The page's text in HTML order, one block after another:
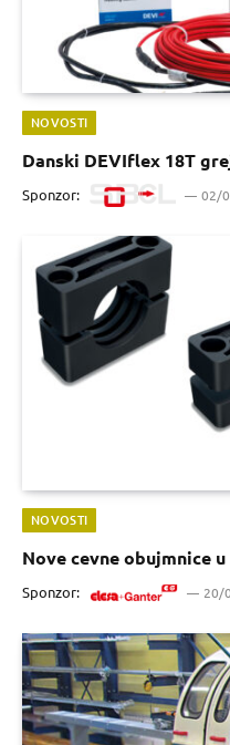
NOVOSTI
Danski DEVIflex 18T
Sponzor: 02/
NOVOSTI
Nove cevne obujmnice
Sponzor: 20/